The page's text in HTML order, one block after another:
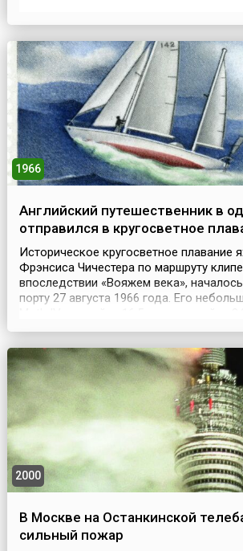
из участников этого спора, сэр Хью
нестандартных рекордах, типа
1966
Английский путешественник в
отправился в кругосветное
Историческое кругосветное плавание
Фрэнсиса Чичестера по маршруту
впоследствии «Вояжем века»,
порту 27 августа 1966 года. Его
по маршруту быстроходных
старта бывший летчик, рекордсмен
2000
В Москве на Останкинской
сильный пожар